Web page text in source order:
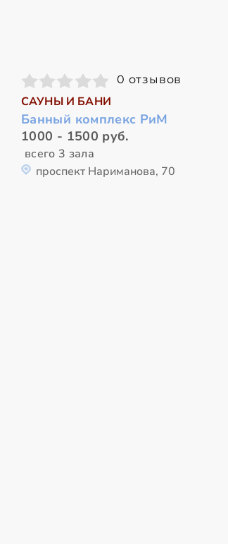
0 отзывов
САУНЫ И БАНИ
Банный комплекс РиМ
1000 - 1500 руб.
всего 3 зала
проспект Нариманова, 70